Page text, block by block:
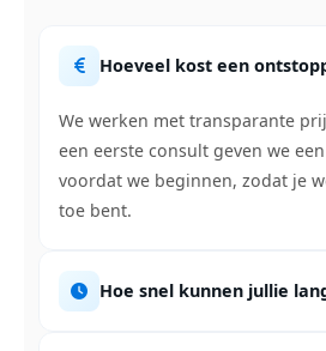
Hoeveel kost een
We werken met transparante
een eerste consult geven we
voordat we beginnen, zodat je
toe bent.
Hoe snel kunnen jullie